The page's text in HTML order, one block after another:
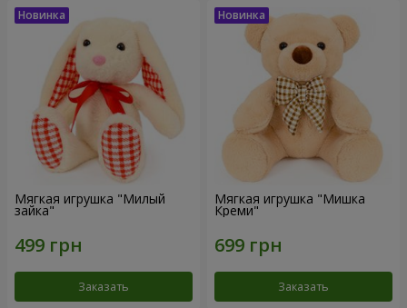
Мягкая игрушка "Милый
зайка"
Заказать
Мягкая игрушка "Мишка
Креми"
Заказать